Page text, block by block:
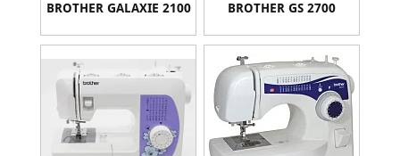
BROTHER GALAXIE 2100 BROTHER GS 2700